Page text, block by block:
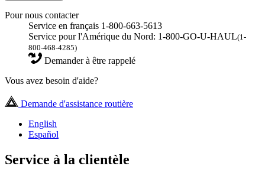
Pour nous contacter
Service en français 1-800-663-5613
Service pour l'Amérique du Nord: 1-800-GO-U-HAUL(1-
800-468-4285)
Demander à être rappelé
Vous avez besoin d'aide?
Demande d'assistance routière
English
Español
Service à la clientèle